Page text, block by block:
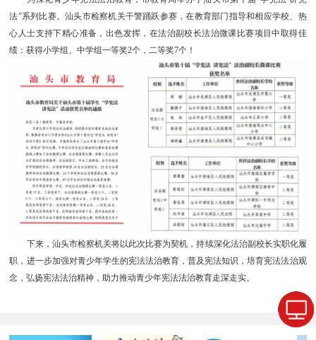
法”系列比赛。汕头市检察机关干警踊跃参赛，在教育部门指导和相应学校、热
心人士支持下精心准备，出色发挥，在法治副校长法治微课比赛项目中取得佳
绩：获得小学组、中学组一等奖2个，二等奖7个！
下来，汕头市检察机关将以此次比赛为契机，持续深化法治副校长实职化履
职，进一步加强对青少年学生的宪法法治教育，普及宪法知识，培育宪法法治观
念，弘扬宪法法治精神，助力推动青少年宪法法治教育走深走实。